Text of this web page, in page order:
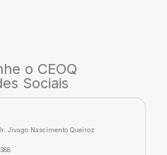
o CEOQ
Sociais
Jivago Nascimento Queiroz